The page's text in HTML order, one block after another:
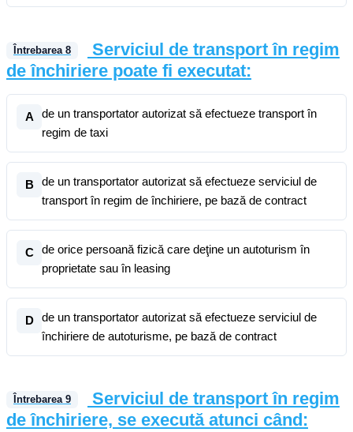
Întrebarea 8
Serviciul de transport în regim
de închiriere poate fi executat:
A
de un transportator autorizat să efectueze transport în
regim de taxi
B
de un transportator autorizat să efectueze serviciul de
transport în regim de închiriere, pe bază de contract
C
de orice persoană fizică care deţine un autoturism în
proprietate sau în leasing
D
de un transportator autorizat să efectueze serviciul de
închiriere de autoturisme, pe bază de contract
Întrebarea 9
Serviciul de transport în regim
de închiriere, se execută atunci când: